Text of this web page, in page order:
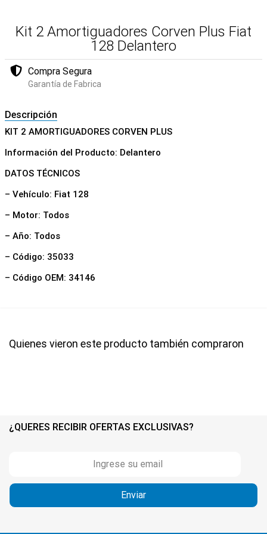
Kit 2 Amortiguadores Corven Plus Fiat
128 Delantero
Compra Segura
Garantía de Fabrica
Descripción
KIT 2 AMORTIGUADORES CORVEN PLUS
Información del Producto: Delantero
DATOS TÉCNICOS
– Vehículo: Fiat 128
– Motor: Todos
– Año: Todos
– Código: 35033
– Código OEM: 34146
Quienes vieron este producto también compraron
¿QUERES RECIBIR OFERTAS EXCLUSIVAS?